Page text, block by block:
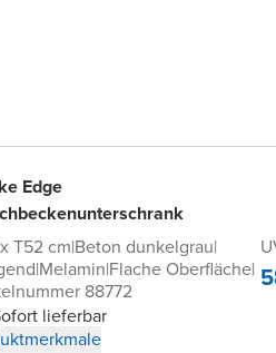
Edge
T52 cm|Beton dunkelgrau|
|Melamin|Flache Oberfläche|
88772
lieferbar